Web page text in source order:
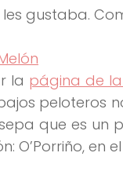
gustaba.
la página de la
peloteros
que es un
O’Porriño, en